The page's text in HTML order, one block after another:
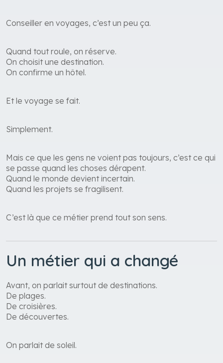
Conseiller en voyages, c’est un peu ça.
Quand tout roule, on réserve.
On choisit une destination.
On confirme un hôtel.
Et le voyage se fait.
Simplement.
Mais ce que les gens ne voient pas toujours, c’est ce qui
se passe quand les choses dérapent.
Quand le monde devient incertain.
Quand les projets se fragilisent.
C’est là que ce métier prend tout son sens.
Un métier qui a changé
Avant, on parlait surtout de destinations.
De plages.
De croisières.
De découvertes.
On parlait de soleil.